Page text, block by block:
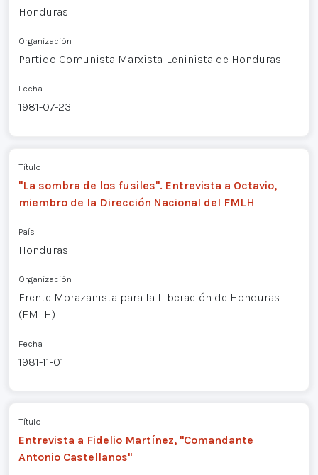
Honduras
Organización
Partido Comunista Marxista-Leninista de Honduras
Fecha
1981-07-23
Título
"La sombra de los fusiles". Entrevista a Octavio,
miembro de la Dirección Nacional del FMLH
País
Honduras
Organización
Frente Morazanista para la Liberación de Honduras
(FMLH)
Fecha
1981-11-01
Título
Entrevista a Fidelio Martínez, "Comandante
Antonio Castellanos"